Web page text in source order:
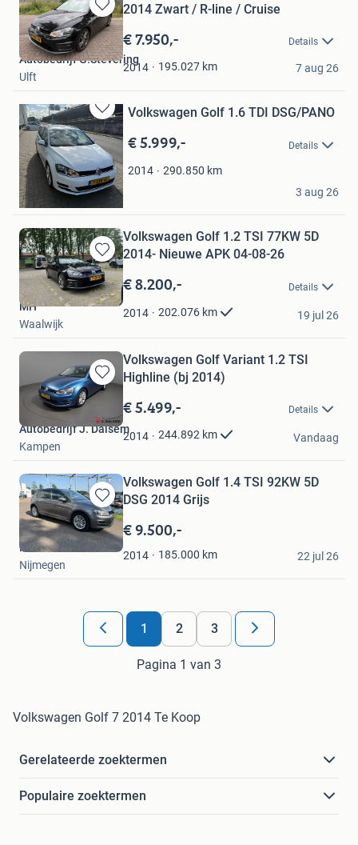
Bewaren
in
Mijn
Favorieten
2014 Zwart / R-line / Cruise
€ 7.950,- Details
2014 195.027 km
Autobedrijf G.Stevering
Ulft
7 aug 26
Bewaren
in
Mijn
Favorieten
Volkswagen Golf 1.6 TDI DSG/PANO
€ 5.999,- Details
2014 290.850 km
Haci
Schiedam
3 aug 26
Bewaren
in
Mijn
Favorieten
Volkswagen Golf 1.2 TSI 77KW 5D
2014- Nieuwe APK 04-08-26
€ 8.200,- Details
2014 202.076 km
MH
Waalwijk
19 jul 26
Bewaren
in
Mijn
Favorieten
Volkswagen Golf Variant 1.2 TSI
Highline (bj 2014)
€ 5.499,- Details
2014 244.892 km
Autobedrijf J. Dalsem
Kampen
Vandaag
Bewaren
in
Mijn
Favorieten
Volkswagen Golf 1.4 TSI 92KW 5D
DSG 2014 Grijs
€ 9.500,-
2014 185.000 km
Maarten
Nijmegen
22 jul 26
1 2 3
Pagina 1 van 3
Volkswagen Golf 7 2014 Te Koop
Gerelateerde zoektermen
Populaire zoektermen